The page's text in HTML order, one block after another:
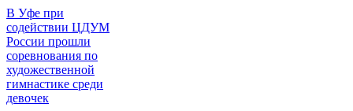
В Уфе при
содействии ЦДУМ
России прошли
соревнования по
художественной
гимнастике среди
девочек